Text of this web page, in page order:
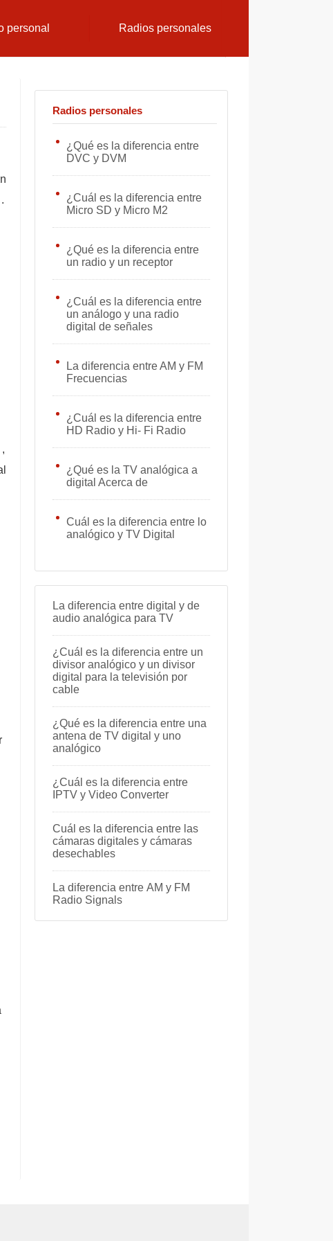
personal Radios personales
Radios personales
¿Qué es la diferencia entre
DVC y DVM
¿Cuál es la diferencia entre
Micro SD y Micro M2
¿Qué es la diferencia entre
un radio y un receptor
¿Cuál es la diferencia entre
un análogo y una radio
digital de señales
La diferencia entre AM y FM
Frecuencias
¿Cuál es la diferencia entre
HD Radio y Hi- Fi Radio
¿Qué es la TV analógica a
digital Acerca de
Cuál es la diferencia entre lo
analógico y TV Digital
La diferencia entre digital y de
audio analógica para TV
¿Cuál es la diferencia entre un
divisor analógico y un divisor
digital para la televisión por
cable
¿Qué es la diferencia entre una
antena de TV digital y uno
analógico
¿Cuál es la diferencia entre
IPTV y Video Converter
Cuál es la diferencia entre las
cámaras digitales y cámaras
desechables
La diferencia entre AM y FM
Radio Signals